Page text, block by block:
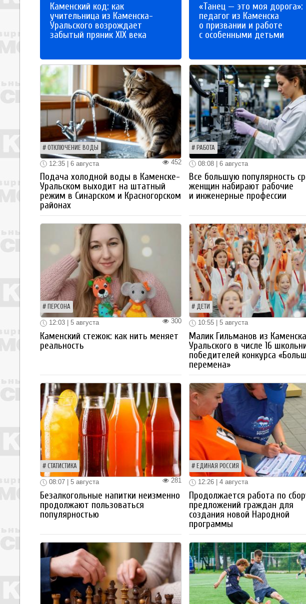
Каменский код: как
учительница из Каменска-
Уральского возрождает
забытый пряник XIX века
«Танец — это моя дорога»:
педагог из Каменска
о призвании и работе
с особенными детьми
ОТКЛЮЧЕНИЕ ВОДЫ
452
12:35 | 6 августа
Подача холодной воды в Каменске-
Уральском выходит на штатный
режим в Синарском и Красногорском
районах
РАБОТА
08:08 | 6 августа
Все большую популярность
женщин набирают рабочие
и инженерные профессии
ПЕРСОНА
300
12:03 | 5 августа
Каменский стежок: как нить меняет
реальность
ДЕТИ
10:55 | 5 августа
Малик Гильманов из
Уральского в числе 16
победителей конкурса
перемена»
СТАТИСТИКА
281
08:07 | 5 августа
Безалкогольные напитки неизменно
продолжают пользоваться
популярностью
ЕДИНАЯ РОССИЯ
12:26 | 4 августа
Продолжается работа по
предложений граждан для
создания новой Народной
программы